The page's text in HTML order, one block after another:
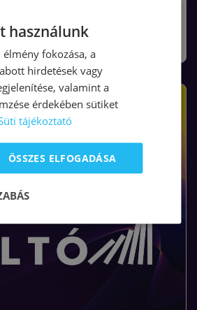
használunk
élmény fokozása, a
hirdetések vagy
valamint a
érdekében sütiket
tájékoztató
ÖSSZES ELFOGADÁSA